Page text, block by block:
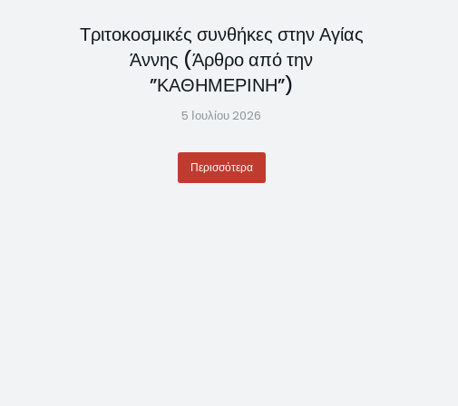
Τριτοκοσμικές συνθήκες στην Αγίας
Άννης (Άρθρο από την
”ΚΑΘΗΜΕΡΙΝΗ”)
5 Ιουλίου 2026
Περισσότερα